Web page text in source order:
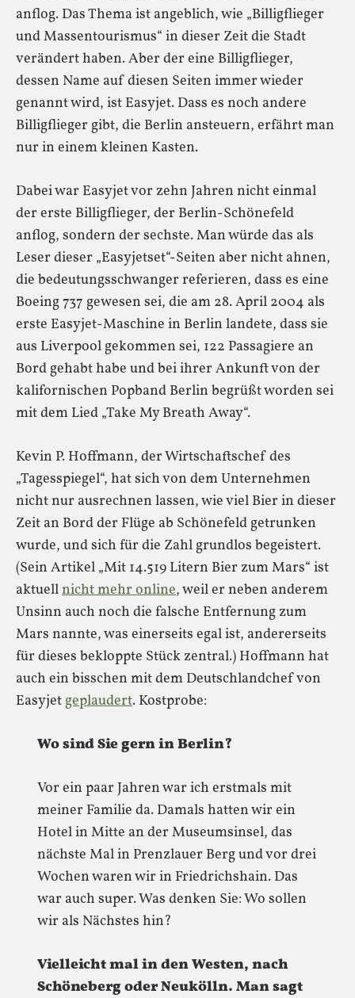
anflog. Das Thema ist angeblich, wie „Billigflieger
und Massentourismus“ in dieser Zeit die Stadt
verändert haben. Aber der eine Billigflieger,
dessen Name auf diesen Seiten immer wieder
genannt wird, ist Easyjet. Dass es noch andere
Billigflieger gibt, die Berlin ansteuern, erfährt man
nur in einem kleinen Kasten.
Dabei war Easyjet vor zehn Jahren nicht einmal
der erste Billigflieger, der Berlin-Schönefeld
anflog, sondern der sechste. Man würde das als
Leser dieser „Easyjetset“-Seiten aber nicht ahnen,
die bedeutungsschwanger referieren, dass es eine
Boeing 737 gewesen sei, die am 28. April 2004 als
erste Easyjet-Maschine in Berlin landete, dass sie
aus Liverpool gekommen sei, 122 Passagiere an
Bord gehabt habe und bei ihrer Ankunft von der
kalifornischen Popband Berlin begrüßt worden sei
mit dem Lied „Take My Breath Away“.
Kevin P. Hoffmann, der Wirtschaftschef des
„Tagesspiegel“, hat sich von dem Unternehmen
nicht nur ausrechnen lassen, wie viel Bier in dieser
Zeit an Bord der Flüge ab Schönefeld getrunken
wurde, und sich für die Zahl grundlos begeistert.
(Sein Artikel „Mit 14.519 Litern Bier zum Mars“ ist
aktuellnicht mehr online, weil er neben anderem
Unsinn auch noch die falsche Entfernung zum
Mars nannte, was einerseits egal ist, andererseits
für dieses bekloppte Stück zentral.) Hoffmann hat
auch ein bisschen mit dem Deutschlandchef von
Easyjet geplaudert. Kostprobe:
Wo sind Sie gern in Berlin?
Vor ein paar Jahren war ich erstmals mit
meiner Familie da. Damals hatten wir ein
Hotel in Mitte an der Museumsinsel, das
nächste Mal in Prenzlauer Berg und vor drei
Wochen waren wir in Friedrichshain. Das
war auch super. Was denken Sie: Wo sollen
wir als Nächstes hin?
Vielleicht mal in den Westen, nach
Schöneberg oder Neukölln. Man sagt